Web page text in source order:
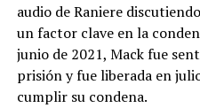
audio de Raniere
un factor clave en la
junio de 2021, Mack fue
prisión y fue liberada en
cumplir su condena.